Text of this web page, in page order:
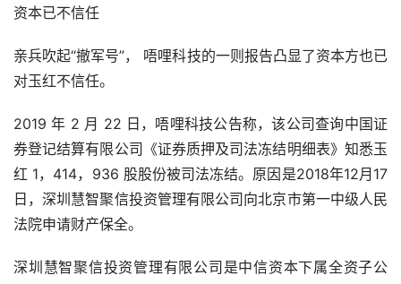
资本已不信任
亲兵吹起“撤军号”， 唔哩科技的一则报告凸显了资本方也已
对玉红不信任。
2019 年 2 月 22 日，唔哩科技公告称，该公司查询中国证
券登记结算有限公司《证券质押及司法冻结明细表》知悉玉
红 1，414，936 股股份被司法冻结。原因是2018年12月17
日，深圳慧智聚信投资管理有限公司向北京市第一中级人民
法院申请财产保全。
深圳慧智聚信投资管理有限公司是中信资本下属全资子公